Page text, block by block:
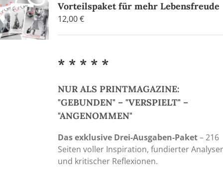
Vorteilspaket für mehr Lebensfreude
12,00€
* * * * *
NUR ALS PRINTMAGAZINE:
"GEBUNDEN" – "VERSPIELT" –
"ANGENOMMEN"
Das exklusive Drei-Ausgaben-Paket– 216
Seiten voller Inspiration, fundierter
und kritischer Reflexionen.